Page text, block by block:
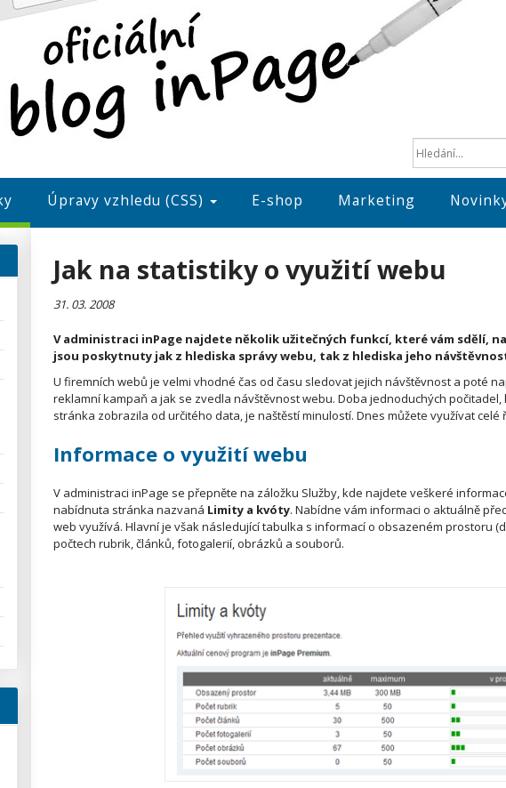
Úpravy vzhledu (CSS) E-shop Marketing
Jak na statistiky o využití webu
31. 03. 2008
V administraci inPage najdete několik užitečných funkcí, které vám sdělí,
jsou poskytnuty jak z hlediska správy webu, tak z hlediska jeho
U firemních webů je velmi vhodné čas od času sledovat jejich návštěvnost a poté
reklamní kampaň a jak se zvedla návštěvnost webu. Doba jednoduchých
stránka zobrazila od určitého data, je naštěstí minulostí. Dnes můžete využívat
Informace o využití webu
V administraci inPage se přepněte na záložku Služby, kde najdete veškeré
nabídnuta stránka nazvaná Limity a kvóty. Nabídne vám informaci o aktuálně
web využívá. Hlavní je však následující tabulka s informací o obsazeném prostoru
počtech rubrik, článků, fotogalerií, obrázků a souborů.